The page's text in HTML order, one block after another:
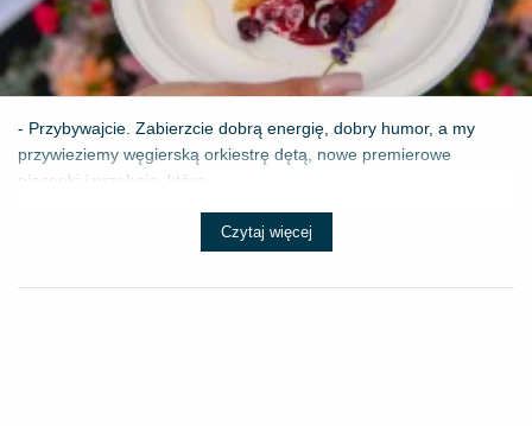
- Przybywajcie. Zabierzcie dobrą energię, dobry humor, a my
przywieziemy węgierską orkiestrę dętą, nowe premierowe
piosenki i przeboje, które ...
Czytaj więcej